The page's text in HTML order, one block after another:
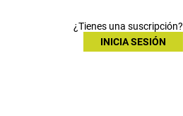
¿Tienes una suscripción?
INICIA SESIÓN